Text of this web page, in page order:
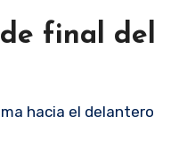
final del
hacia el delantero